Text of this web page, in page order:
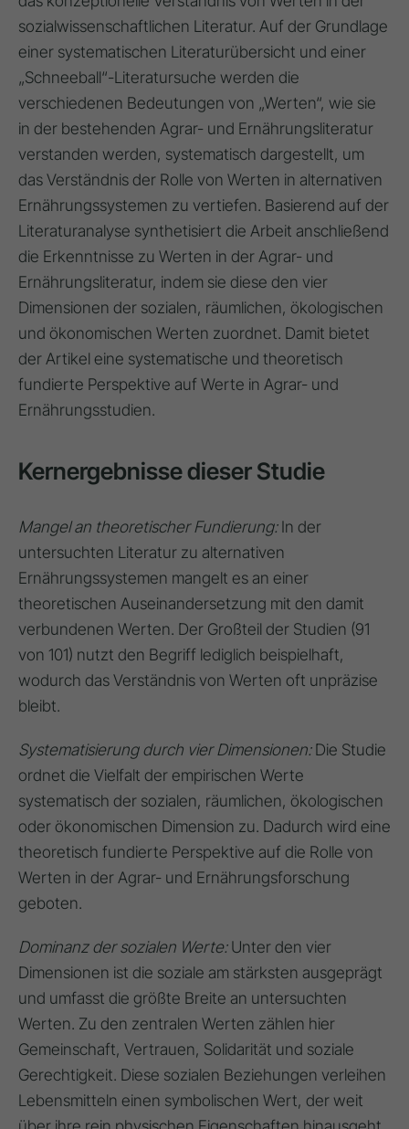
sozialwissenschaftlichen Literatur. Auf der Grundlage
einer systematischen Literaturübersicht und einer
„Schneeball“-Literatursuche werden die
verschiedenen Bedeutungen von „Werten“, wie sie
in der bestehenden Agrar- und Ernährungsliteratur
verstanden werden, systematisch dargestellt, um
das Verständnis der Rolle von Werten in alternativen
Ernährungssystemen zu vertiefen. Basierend auf der
Literaturanalyse synthetisiert die Arbeit anschließend
die Erkenntnisse zu Werten in der Agrar- und
Ernährungsliteratur, indem sie diese den vier
Dimensionen der sozialen, räumlichen, ökologischen
und ökonomischen Werten zuordnet. Damit bietet
der Artikel eine systematische und theoretisch
fundierte Perspektive auf Werte in Agrar- und
Ernährungsstudien.
Kernergebnisse dieser Studie
Mangel an theoretischer Fundierung:In der
untersuchten Literatur zu alternativen
Ernährungssystemen mangelt es an einer
theoretischen Auseinandersetzung mit den damit
verbundenen Werten. Der Großteil der Studien (91
von 101) nutzt den Begriff lediglich beispielhaft,
wodurch das Verständnis von Werten oft unpräzise
bleibt.
Systematisierung durch vier Dimensionen:Die Studie
ordnet die Vielfalt der empirischen Werte
systematisch der sozialen, räumlichen, ökologischen
oder ökonomischen Dimension zu. Dadurch wird eine
theoretisch fundierte Perspektive auf die Rolle von
Werten in der Agrar- und Ernährungsforschung
geboten.
Dominanz der sozialen Werte:Unter den vier
Dimensionen ist die soziale am stärksten ausgeprägt
und umfasst die größte Breite an untersuchten
Werten. Zu den zentralen Werten zählen hier
Gemeinschaft, Vertrauen, Solidarität und soziale
Gerechtigkeit. Diese sozialen Beziehungen verleihen
Lebensmitteln einen symbolischen Wert, der weit